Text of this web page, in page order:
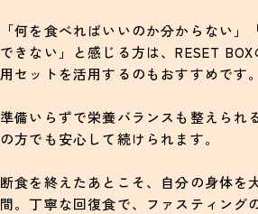
「何を食べればいいのか分からない」
できない」と感じる方は、RESET
用セットを活用するのもおすすめです。
準備いらずで栄養バランスも整えられ
の方でも安心して続けられます。
断食を終えたあとこそ、自分の身体を
間。丁寧な回復食で、ファスティング